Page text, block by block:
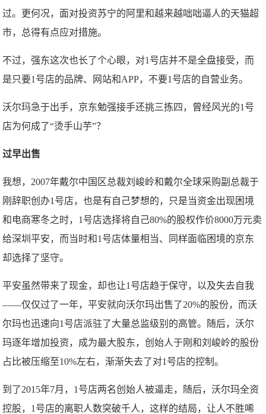
过。更何况，面对投资苏宁的阿里和越来越咄咄逼人的天猫超
市，总得有点应对措施。
不过，强东这次也长了个心眼，对1号店并不是全盘接受，而
是只要1号店的品牌、网站和APP，不要1号店的自营业务。
沃尔玛急于出手，京东勉强接手还挑三拣四，曾经风光的1号
店为何成了“烫手山芋”？
过早出售
我想，2007年戴尔中国区总裁刘峻岭和戴尔全球采购副总裁于
刚辞职创办1号店，也是有自己梦想的，只是当资金出现困境
和电商寒冬之时，1号店选择将自己80%的股权作价8000万元卖
给深圳平安，而当时和1号店体量相当、同样面临困境的京东
却选择了坚守。
平安虽然带来了现金，却也让1号店趋于保守，以及失去自我
——仅仅过了一年，平安就向沃尔玛出售了20%的股份，而沃
尔玛也迅速向1号店派驻了大量总监级别的高管。随后，沃尔
玛逐年增加投资，成为最大股东，创始人于刚和刘峻岭的股份
占比被压缩至10%左右，渐渐失去了对1号店的控制。
到了2015年7月，1号店两名创始人被逼走，随后，沃尔玛全资
控股，1号店的离职人数突破千人，这样的结局，让人不胜唏